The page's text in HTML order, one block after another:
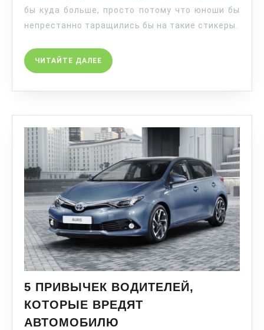
бы куда больше, просто потому что юноши бы
непрестанно таращились бы на такие стикеры.
ЧИТАЙТЕ ДАЛЕЕ
5 ПРИВЫЧЕК ВОДИТЕЛЕЙ,
КОТОРЫЕ ВРЕДЯТ
АВТОМОБИЛЮ